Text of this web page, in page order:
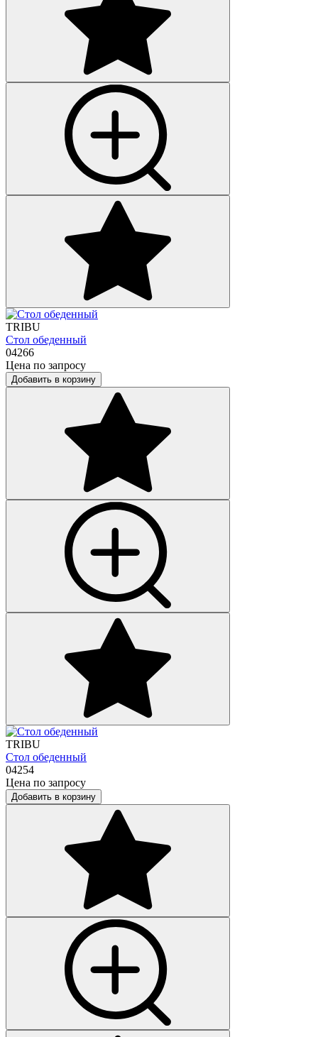
TRIBU
Стол обеденный
04266
Цена по запросу
Добавить в корзину
TRIBU
Стол обеденный
04254
Цена по запросу
Добавить в корзину